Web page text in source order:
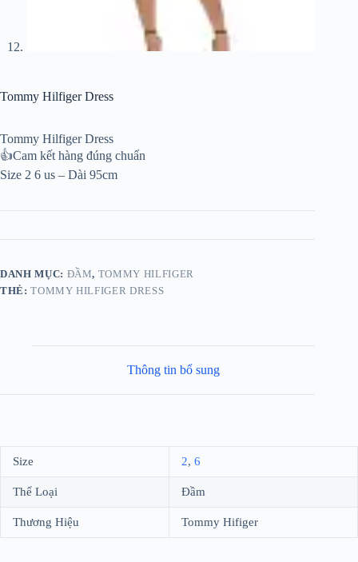
Tommy Hilfiger Dress
Tommy Hilfiger Dress
👍Cam kết hàng đúng chuẩn
Size 2 6 us – Dài 95cm
DANH MỤC: ĐẦM, TOMMY HILFIGER
THẺ:TOMMY HILFIGER DRESS
Thông tin bổ sung
Size 2, 6
Thể Loại Đầm
Thương Hiệu Tommy Hifiger